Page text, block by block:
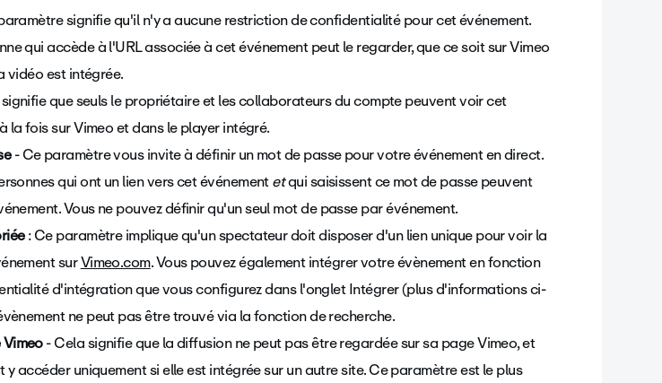
signifie qu'il n'y a aucune restriction de confidentialité pour cet événement.
qui accède à l'URL associée à cet événement peut le regarder, que ce soit sur Vimeo
vidéo est intégrée.
que seuls le propriétaire et les collaborateurs du compte peuvent voir cet
la fois sur Vimeo et dans le player intégré.
- Ce paramètre vous invite à définir un mot de passe pour votre événement en direct.
qui ont un lien vers cet événementetqui saisissent ce mot de passe peuvent
Vous ne pouvez définir qu'un seul mot de passe par événement.
: Ce paramètre implique qu'un spectateur doit disposer d'un lien unique pour voir la
surVimeo.com. Vous pouvez également intégrer votre évènement en fonction
d'intégration que vous configurez dans l'onglet Intégrer (plus d'informations ci-
ne peut pas être trouvé via la fonction de recherche.
- Cela signifie que la diffusion ne peut pas être regardée sur sa page Vimeo, et
y accéder uniquement si elle est intégrée sur un autre site. Ce paramètre est le plus